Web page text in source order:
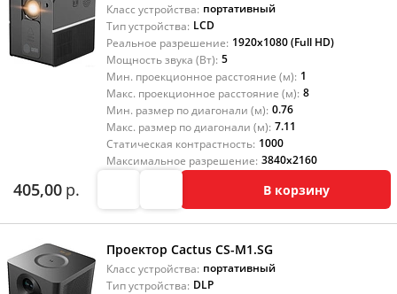
Класс устройства: портативный
Тип устройства: LCD
Реальное разрешение: 1920x1080 (Full HD)
Мощность звука (Вт): 5
Мин. проекционное расстояние (м): 1
Макс. проекционное расстояние (м): 8
Мин. размер по диагонали (м): 0.76
Макс. размер по диагонали (м): 7.11
Статическая контрастность: 1000
Максимальное разрешение: 3840x2160
405,00 р. В корзину
Проектор Cactus CS-M1.SG
Класс устройства: портативный
Тип устройства: DLP